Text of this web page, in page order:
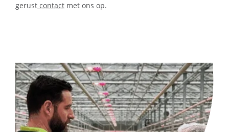
gerust contact met ons op.